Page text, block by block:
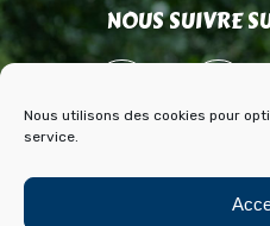
Nous utilisons des cookies pour
service.
NOUS SUIVRE